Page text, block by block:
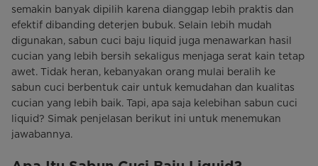
semakin banyak dipilih karena dianggap lebih praktis dan
efektif dibanding deterjen bubuk. Selain lebih mudah
digunakan, sabun cuci baju liquid juga menawarkan hasil
cucian yang lebih bersih sekaligus menjaga serat kain tetap
awet. Tidak heran, kebanyakan orang mulai beralih ke
sabun cuci berbentuk cair untuk kemudahan dan kualitas
cucian yang lebih baik. Tapi, apa saja kelebihan sabun cuci
liquid? Simak penjelasan berikut ini untuk menemukan
jawabannya.